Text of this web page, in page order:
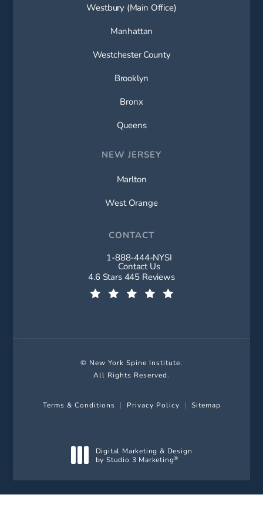
Westbury (Main Office)
Manhattan
Westchester County
Brooklyn
Bronx
Queens
NEW JERSEY
Marlton
West Orange
CONTACT
Call New York Spine Institute on
1-888-444-NYSI
Contact Us
New York Spine Institute reviews:
4.6 Stars 445 Reviews
© New York Spine Institute.
All Rights Reserved.
Terms & Conditions Privacy Policy Sitemap
Digital Marketing & Design
by Studio 3 Marketing®